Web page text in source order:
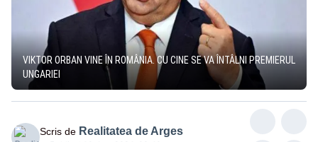
VIKTOR ORBAN VINE ÎN ROMÂNIA. CU CINE SE VA ÎNTÂLNI PREMIERUL
UNGARIEI
Scris de Realitatea de Arges